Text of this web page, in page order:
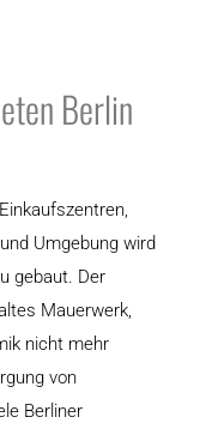
Berlin
Umgebung wird
gebaut. Der
Mauerwerk,
nicht mehr
von
Berliner